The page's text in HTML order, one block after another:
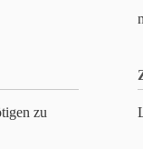
zu